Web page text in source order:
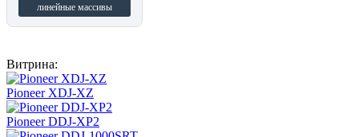
линейные массивы
Витрина:
Pioneer XDJ-XZ
Pioneer DDJ-XP2